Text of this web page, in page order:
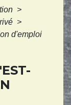
>
>
d'emploi